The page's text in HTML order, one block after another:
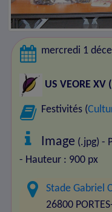
mercredi 1
US VEORE XV
Festivités (
Image (.jpg) -
- Hauteur : 900 px
Stade Gabriel
26800